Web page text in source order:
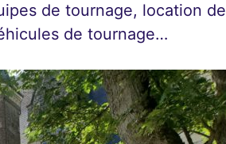
de tournage, location de
de tournage…